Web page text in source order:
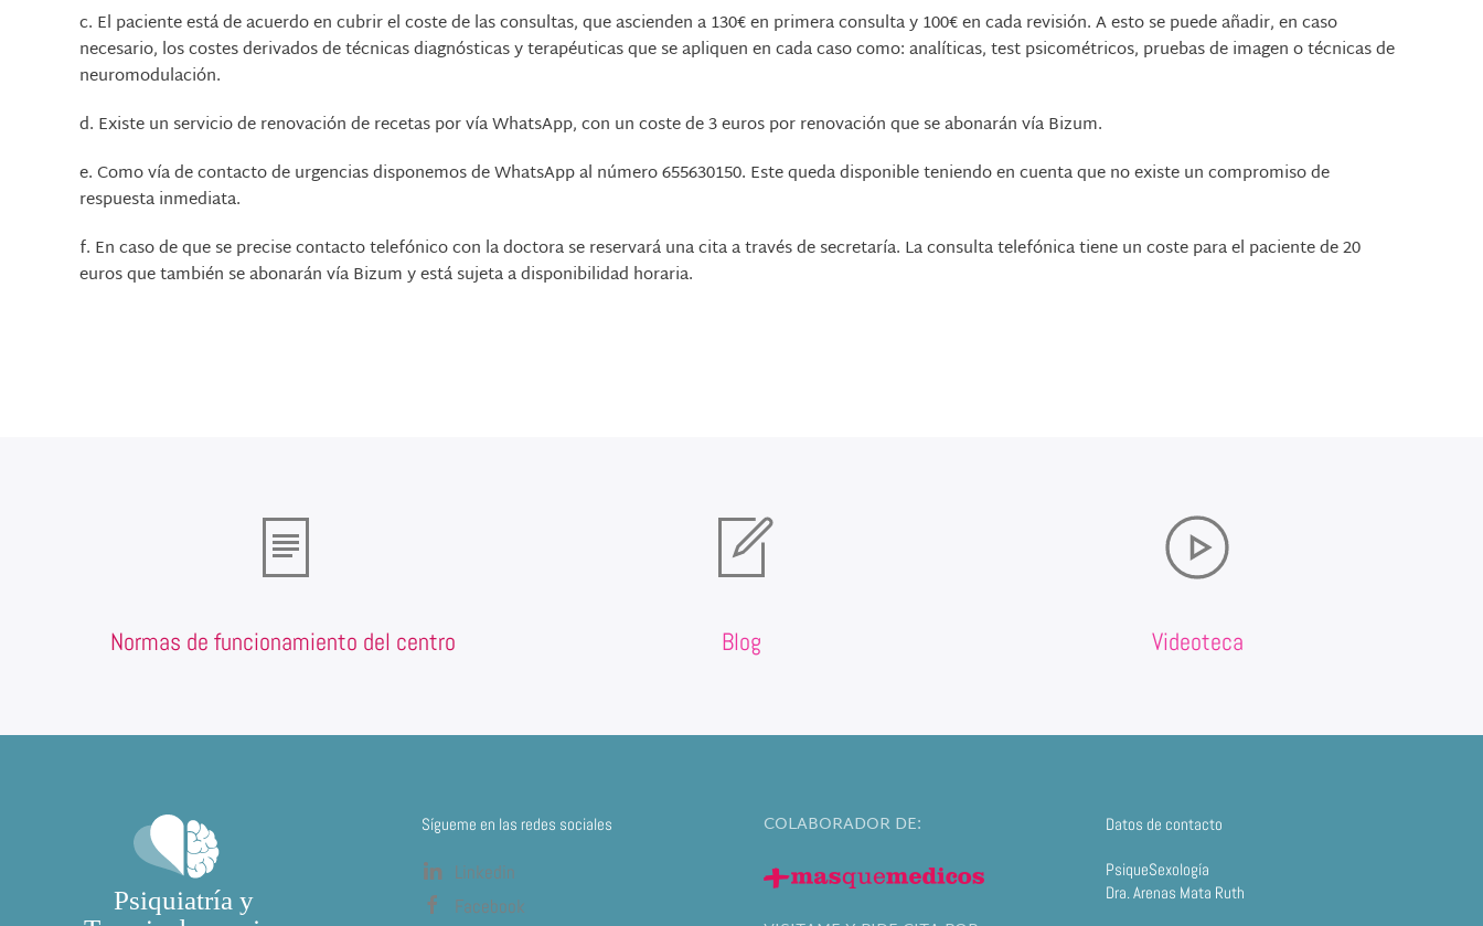
c. El paciente está de acuerdo en cubrir el coste de las consultas, que ascienden a 130€ en primera consulta y 100€ en cada revisión. A esto se puede añadir, en caso
necesario, los costes derivados de técnicas diagnósticas y terapéuticas que se apliquen en cada caso como: analíticas, test psicométricos, pruebas de imagen o técnicas de
neuromodulación.
d. Existe un servicio de renovación de recetas por vía WhatsApp, con un coste de 3 euros por renovación que se abonarán vía Bizum.
e. Como vía de contacto de urgencias disponemos de WhatsApp al número 655630150. Este queda disponible teniendo en cuenta que no existe un compromiso de
respuesta inmediata.
f. En caso de que se precise contacto telefónico con la doctora se reservará una cita a través de secretaría. La consulta telefónica tiene un coste para el paciente de 20
euros que también se abonarán vía Bizum y está sujeta a disponibilidad horaria.
Normas de funcionamiento del centro Blog Videoteca
Sígueme en las redes sociales
Linkedin
Facebook
COLABORADOR DE: Datos de contacto
PsiqueSexología
Dra. Arenas Mata Ruth